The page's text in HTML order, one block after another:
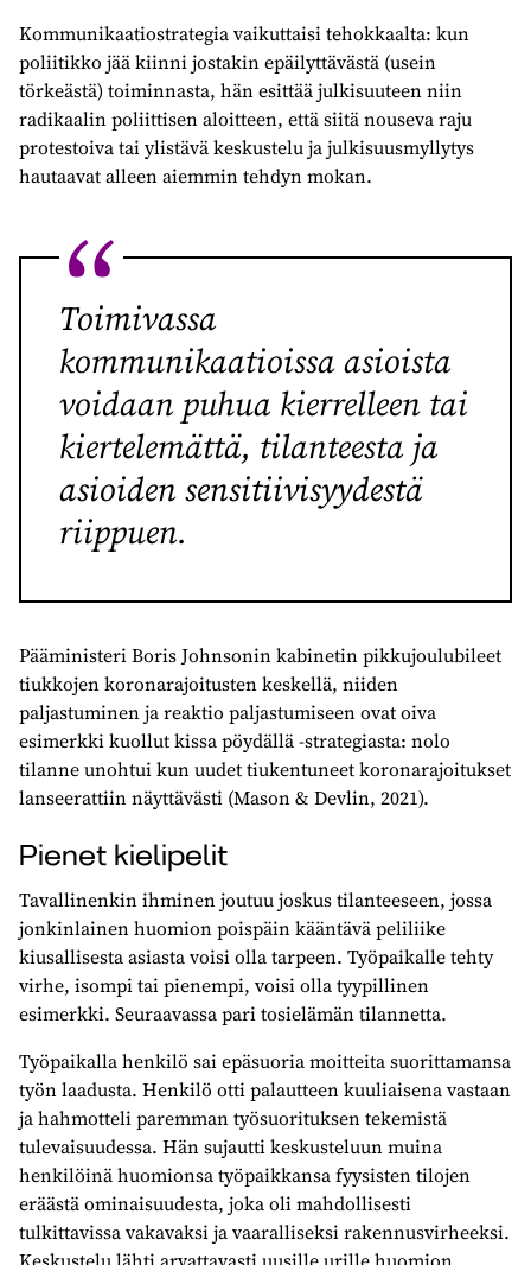
Kommunikaatiostrategia vaikuttaisi tehokkaalta: kun
poliitikko jää kiinni jostakin epäilyttävästä (usein
törkeästä) toiminnasta, hän esittää julkisuuteen niin
radikaalin poliittisen aloitteen, että siitä nouseva raju
protestoiva tai ylistävä keskustelu ja julkisuusmyllytys
hautaavat alleen aiemmin tehdyn mokan.
Toimivassa
kommunikaatioissa asioista
voidaan puhua kierrelleen tai
kiertelemättä, tilanteesta ja
asioiden sensitiivisyydestä
riippuen.
Pääministeri Boris Johnsonin kabinetin pikkujoulubileet
tiukkojen koronarajoitusten keskellä, niiden
paljastuminen ja reaktio paljastumiseen ovat oiva
esimerkki kuollut kissa pöydällä -strategiasta: nolo
tilanne unohtui kun uudet tiukentuneet koronarajoitukset
lanseerattiin näyttävästi (Mason & Devlin, 2021).
Pienet kielipelit
Tavallinenkin ihminen joutuu joskus tilanteeseen, jossa
jonkinlainen huomion poispäin kääntävä peliliike
kiusallisesta asiasta voisi olla tarpeen. Työpaikalle tehty
virhe, isompi tai pienempi, voisi olla tyypillinen
esimerkki. Seuraavassa pari tosielämän tilannetta.
Työpaikalla henkilö sai epäsuoria moitteita suorittamansa
työn laadusta. Henkilö otti palautteen kuuliaisena vastaan
ja hahmotteli paremman työsuorituksen tekemistä
tulevaisuudessa. Hän sujautti keskusteluun muina
henkilöinä huomionsa työpaikkansa fyysisten tilojen
eräästä ominaisuudesta, joka oli mahdollisesti
tulkittavissa vakavaksi ja vaaralliseksi rakennusvirheeksi.